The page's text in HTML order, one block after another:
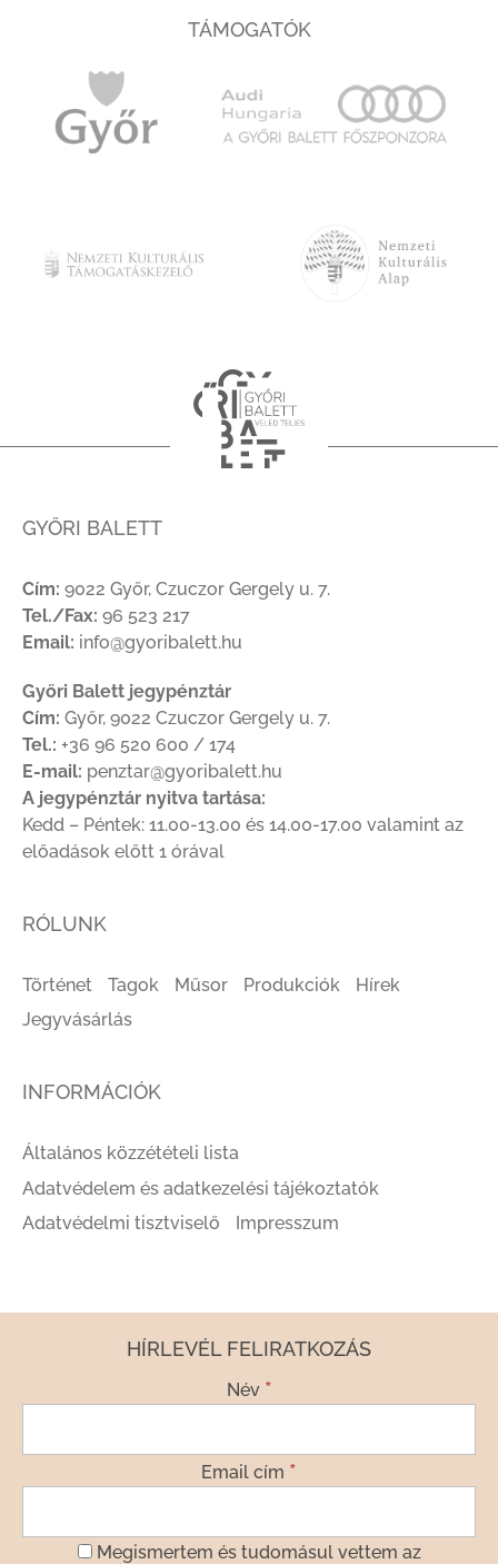
TÁMOGATÓK
GYŐRI BALETT
Cím: 9022 Győr, Czuczor Gergely u. 7.
Tel./Fax: 96 523 217
Email: info@gyoribalett.hu
Győri Balett jegypénztár
Cím: Győr, 9022 Czuczor Gergely u. 7.
Tel.: +36 96 520 600 / 174
E-mail: penztar@gyoribalett.hu
A jegypénztár nyitva tartása:
Kedd – Péntek: 11.00-13.00 és 14.00-17.00 valamint az
előadások előtt 1 órával
RÓLUNK
Történet Tagok Műsor Produkciók
Hírek
Jegyvásárlás
INFORMÁCIÓK
Általános közzétételi lista
Adatvédelem és adatkezelési tájékoztatók
Adatvédelmi tisztviselő
Impresszum
HÍRLEVÉL FELIRATKOZÁS
Név *
Email cím *
Megismertem és tudomásul vettem az